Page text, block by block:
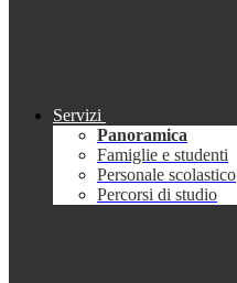
Servizi
Panoramica
Famiglie e studenti
Personale scolastico
Percorsi di studio